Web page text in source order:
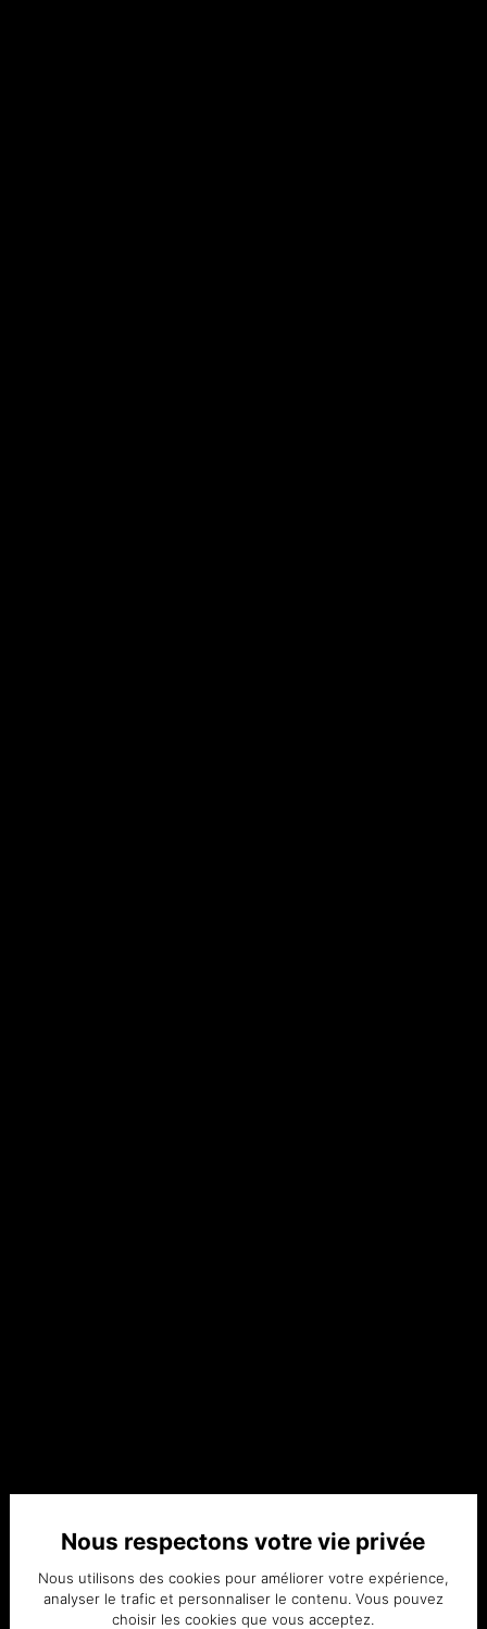
Nous respectons votre vie privée
Nous utilisons des cookies pour améliorer votre expérience,
analyser le trafic et personnaliser le contenu. Vous pouvez
choisir les cookies que vous acceptez.